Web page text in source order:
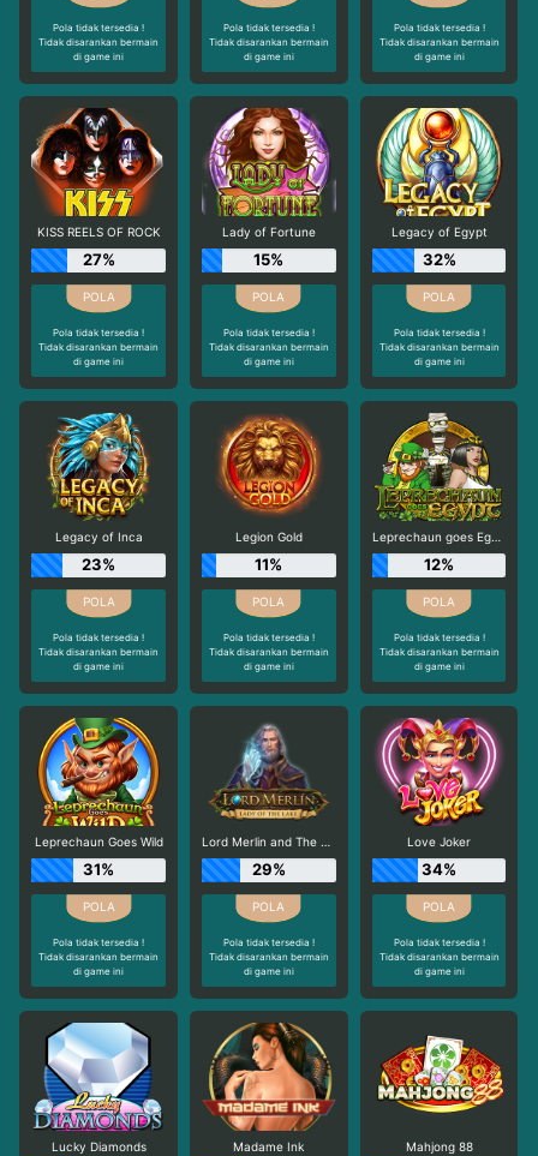
Pola tidak tersedia !
Tidak disarankan bermain
di game ini
Pola tidak tersedia !
Tidak disarankan bermain
di game ini
Pola tidak tersedia !
Tidak disarankan bermain
di game ini
KISS REELS OF ROCK
27%
Pola tidak tersedia !
Tidak disarankan bermain
di game ini
Lady of Fortune
15%
Pola tidak tersedia !
Tidak disarankan bermain
di game ini
Legacy of Egypt
32%
Pola tidak tersedia !
Tidak disarankan bermain
di game ini
Legacy of Inca
23%
Pola tidak tersedia !
Tidak disarankan bermain
di game ini
Legion Gold
11%
Pola tidak tersedia !
Tidak disarankan bermain
di game ini
Leprechaun goes Egypt
12%
Pola tidak tersedia !
Tidak disarankan bermain
di game ini
Leprechaun Goes Wild
31%
Pola tidak tersedia !
Tidak disarankan bermain
di game ini
Lord Merlin and The Lady of The Lake
29%
Pola tidak tersedia !
Tidak disarankan bermain
di game ini
Love Joker
34%
Pola tidak tersedia !
Tidak disarankan bermain
di game ini
Lucky Diamonds Madame Ink Mahjong 88